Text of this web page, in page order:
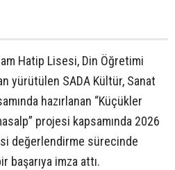
Hatip Lisesi, Din Öğretimi
yürütülen SADA Kültür, Sanat
hazırlanan “Küçükler
projesi kapsamında 2026
değerlendirme sürecinde
başarıya imza attı.